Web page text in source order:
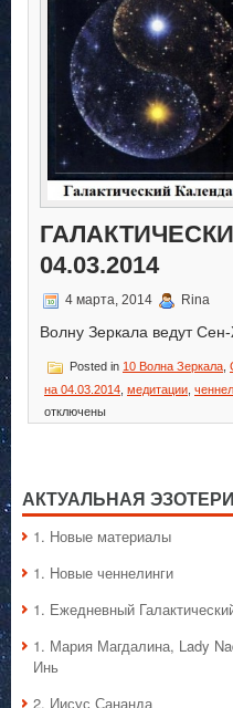
04.03.2014
4 марта, 2014 Rina
Волну Зеркала ведут
Posted in 10 Волна Зеркала
на 04.03.2014 медитации
отключены
АКТУАЛЬНАЯ
1. Hовые материалы
1. Hовые ченнелинги
1. Ежедневный
1. Мария Магдалина, Lady
Инь
2. Иисус Сананда